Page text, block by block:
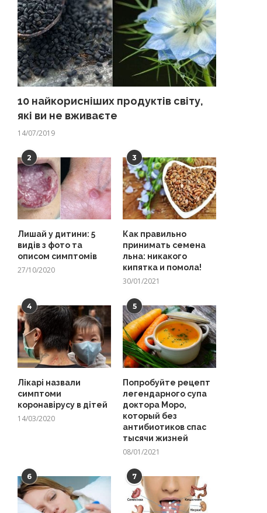
10 найкорисніших продуктів світу,
які ви не вживаєте
14/07/2019
2
Лишай у дитини: 5
видів з фото та
описом симптомів
27/10/2020
3
Как правильно
принимать семена
льна: никакого
кипятка и помола!
30/01/2021
4
Лікарі назвали
симптоми
коронавірусу в дітей
14/03/2020
5
Попробуйте рецепт
легендарного супа
доктора Моро,
который без
антибиотиков спас
тысячи жизней
08/01/2021
6 7